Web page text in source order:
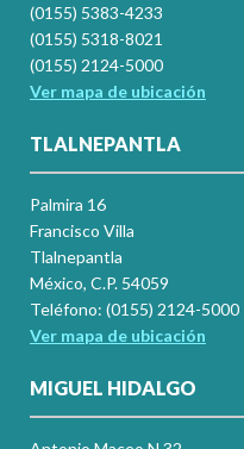
(0155) 5383-4233
(0155) 5318-8021
(0155) 2124-5000
Ver mapa de ubicación
TLALNEPANTLA
Palmira 16
Francisco Villa
Tlalnepantla
México, C.P. 54059
Teléfono: (0155) 2124-5000
Ver mapa de ubicación
MIGUEL HIDALGO